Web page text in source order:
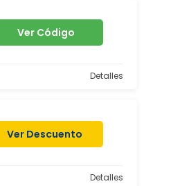
Ver Código
Detalles
Ver Descuento
Detalles